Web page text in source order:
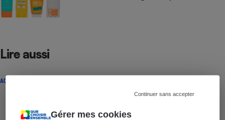
Gérer mes cookies
Continuer sans accepter
Lire aussi
ACTUALITÉ